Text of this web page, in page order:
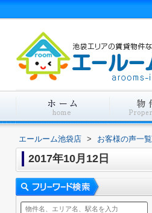
エールーム池袋店 > お客様の声一覧
2017年10月12日